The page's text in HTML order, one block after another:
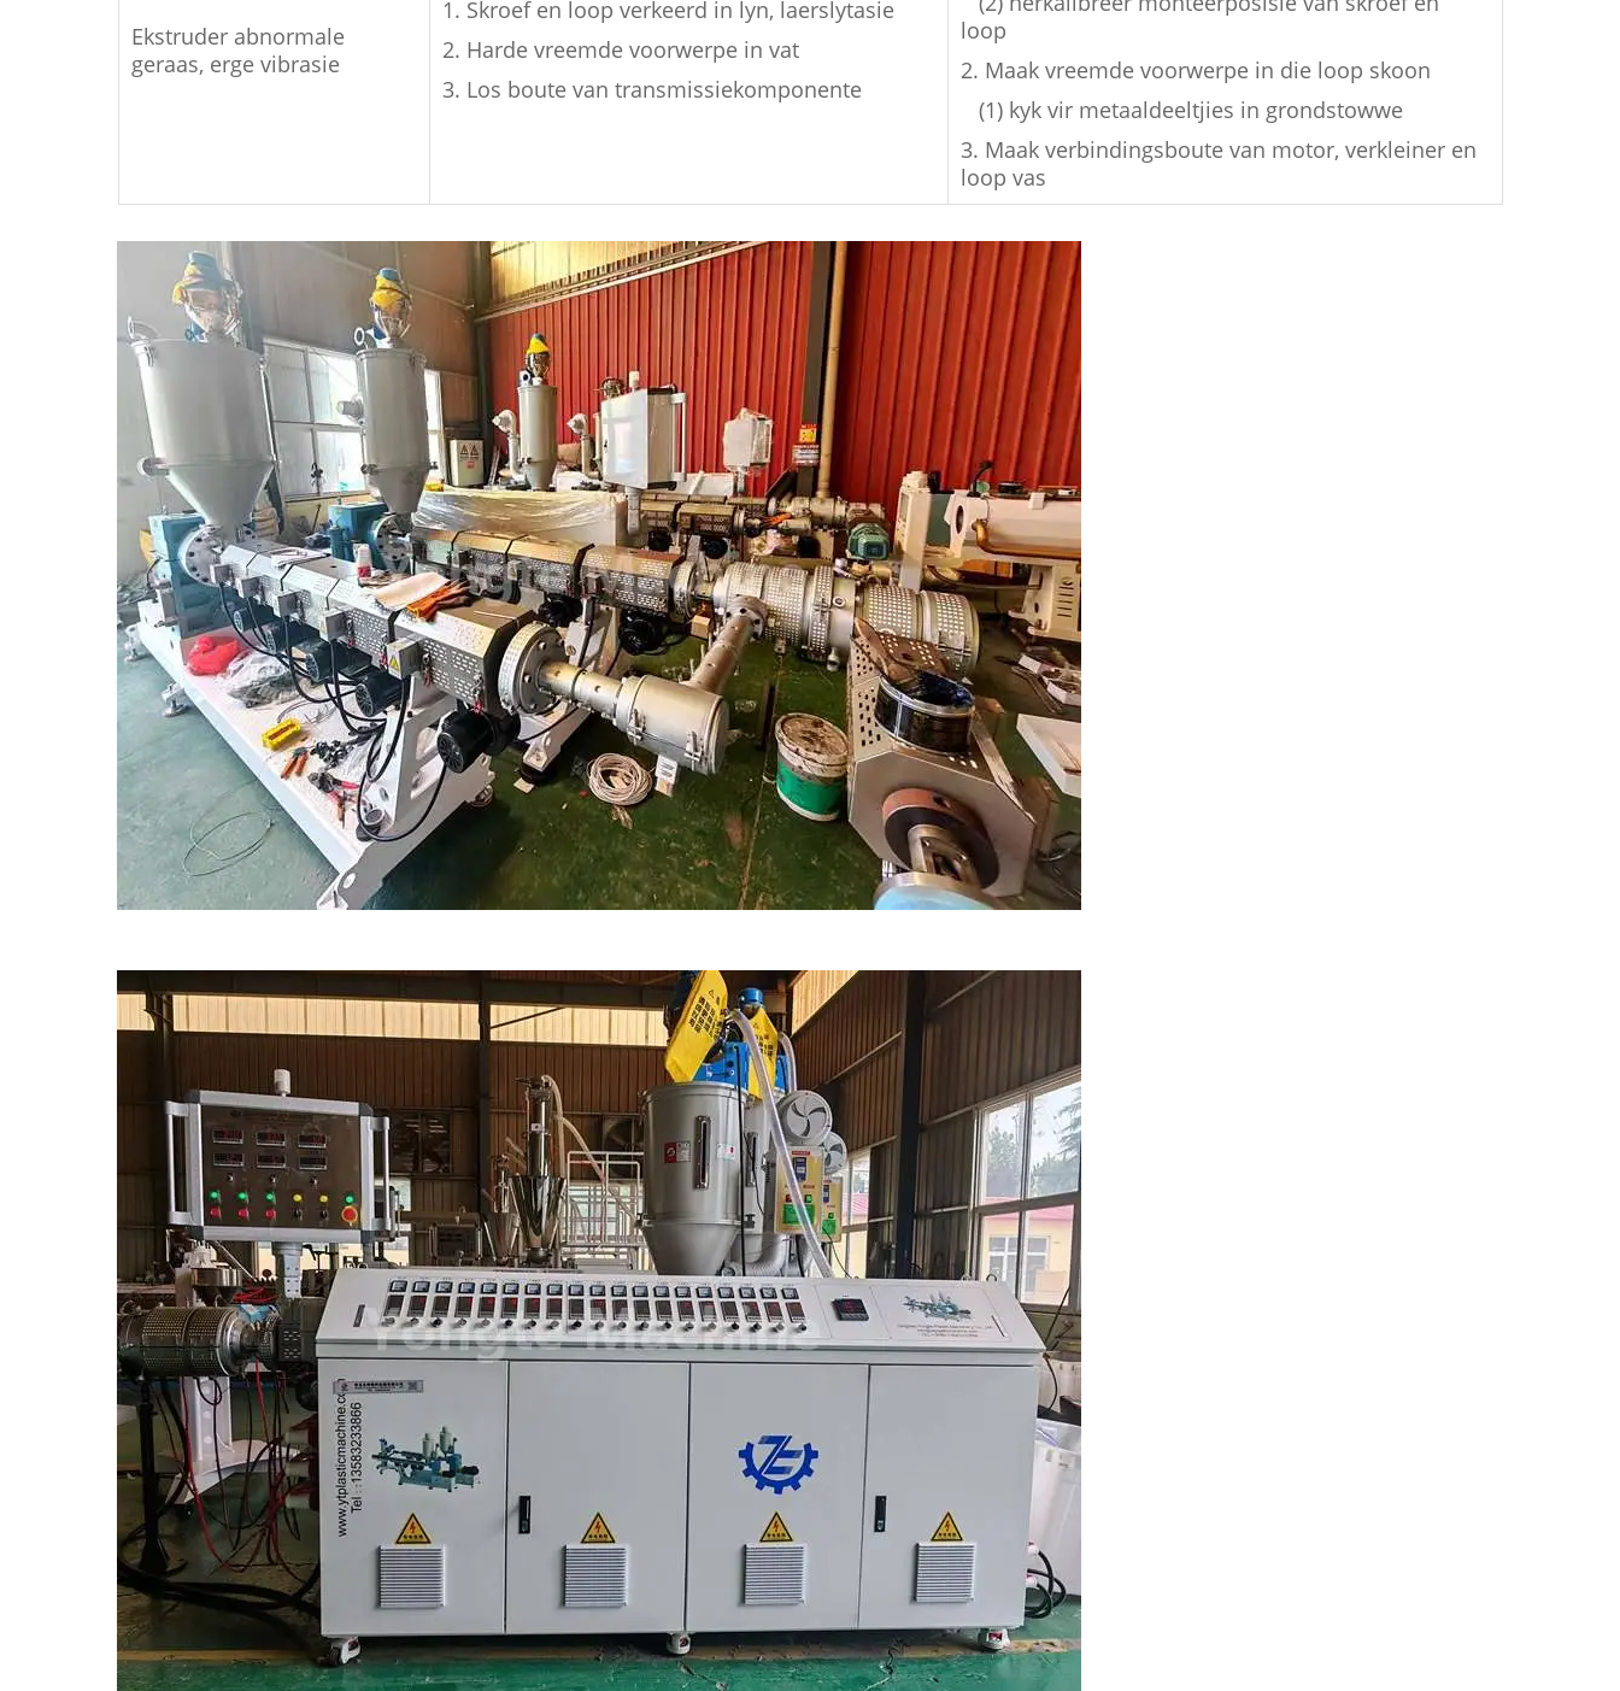
Ekstruder abnormale
geraas, erge vibrasie
1. Skroef en loop verkeerd in lyn, laerslytasie
2. Harde vreemde voorwerpe in vat
3. Los boute van transmissiekomponente
loop
2. Maak vreemde voorwerpe in die loop skoon
(1) kyk vir metaaldeeltjies in grondstowwe
3. Maak verbindingsboute van motor, verkleiner en
loop vas